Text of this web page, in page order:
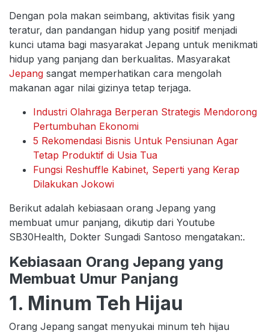
Dengan pola makan seimbang, aktivitas fisik yang
teratur, dan pandangan hidup yang positif menjadi
kunci utama bagi masyarakat Jepang untuk menikmati
hidup yang panjang dan berkualitas. Masyarakat
Jepang sangat memperhatikan cara mengolah
makanan agar nilai gizinya tetap terjaga.
Industri Olahraga Berperan Strategis Mendorong
Pertumbuhan Ekonomi
5 Rekomendasi Bisnis Untuk Pensiunan Agar
Tetap Produktif di Usia Tua
Fungsi Reshuffle Kabinet, Seperti yang Kerap
Dilakukan Jokowi
Berikut adalah kebiasaan orang Jepang yang
membuat umur panjang, dikutip dari Youtube
SB30Health, Dokter Sungadi Santoso mengatakan:.
Kebiasaan Orang Jepang yang
Membuat Umur Panjang
1. Minum Teh Hijau
Orang Jepang sangat menyukai minum teh hijau